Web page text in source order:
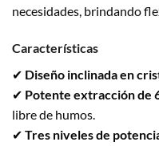
necesidades, brindando
Características
✔ Diseño inclinada en
✔ Potente extracción de
libre de humos.
✔ Tres niveles de